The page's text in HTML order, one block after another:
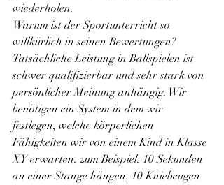
wiederholen.
Warum ist der Sportunterricht so
willkürlich in seinen Bewertungen?
Tatsächliche Leistung in Ballspielen ist
schwer qualifizierbar und sehr stark von
persönlicher Meinung anhängig. Wir
benötigen ein System in dem wir
festlegen, welche körperlichen
Fähigkeiten wir von einem Kind in Klasse
XY erwarten. zum Beispiel: 10 Sekunden
an einer Stange hängen, 10 Kniebeugen